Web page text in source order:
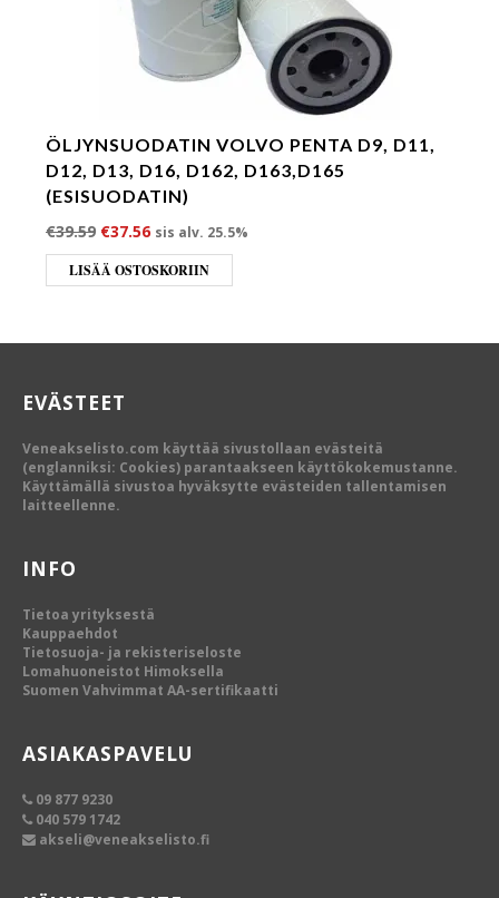
ÖLJYNSUODATIN VOLVO PENTA D9, D11,
D12, D13, D16, D162, D163,D165
(ESISUODATIN)
€39.59 Alkuperäinen hinta oli: €39.59.
€37.56Nykyinen hinta on: €37.56.
sis alv. 25.5%
LISÄÄ OSTOSKORIIN
EVÄSTEET
Veneakselisto.com käyttää sivustollaan evästeitä
(englanniksi: Cookies) parantaakseen käyttökokemustanne.
Käyttämällä sivustoa hyväksytte evästeiden tallentamisen
laitteellenne.
INFO
Tietoa yrityksestä
Kauppaehdot
Tietosuoja- ja rekisteriseloste
Lomahuoneistot Himoksella
Suomen Vahvimmat AA-sertifikaatti
ASIAKASPAVELU
09 877 9230
040 579 1742
akseli@veneakselisto.fi